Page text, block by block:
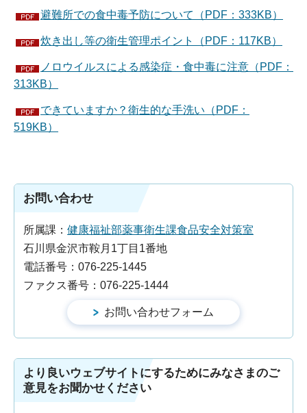
避難所での食中毒予防について（PDF：333KB）
炊き出し等の衛生管理ポイント（PDF：117KB）
ノロウイルスによる感染症・食中毒に注意（PDF：
313KB）
できていますか？衛生的な手洗い（PDF：
519KB）
お問い合わせ
所属課： 健康福祉部薬事衛生課食品安全対策室
石川県金沢市鞍月1丁目1番地
電話番号：076-225-1445
ファクス番号：076-225-1444
より良いウェブサイトにするためにみなさまのご
意見をお聞かせください